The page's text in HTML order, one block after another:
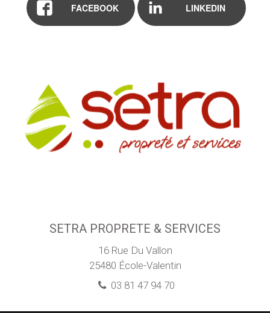
FACEBOOK LINKEDIN
SETRA PROPRETE & SERVICES
16 Rue Du Vallon
25480 École-Valentin
03 81 47 94 70